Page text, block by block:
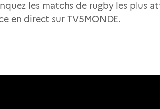
les matchs de rugby les plus
en direct sur TV5MONDE.